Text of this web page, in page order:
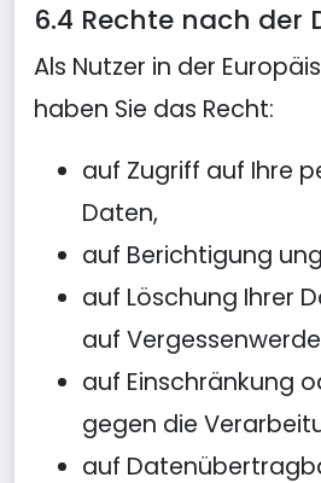
6.4 Rechte nach der
Als Nutzer in der
haben Sie das Recht:
auf Zugriff auf Ihre
Daten,
auf Berichtigung
auf Löschung Ihrer
auf
auf Einschränkung
gegen die
auf